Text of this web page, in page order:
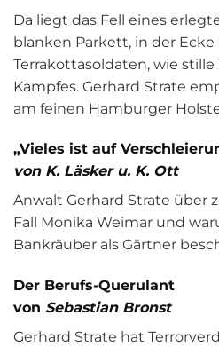
Da liegt das Fell eines
blanken Parkett, in der
Terrakottasoldaten, wie
Kampfes. Gerhard Strate
am feinen Hamburger
„Vieles ist auf
von K. Läsker u. K. Ott
Anwalt Gerhard Strate über
Fall Monika Weimar und
Bankräuber als Gärtner
Der Berufs-Querulant
von Sebastian Bronst
Gerhard Strate hat